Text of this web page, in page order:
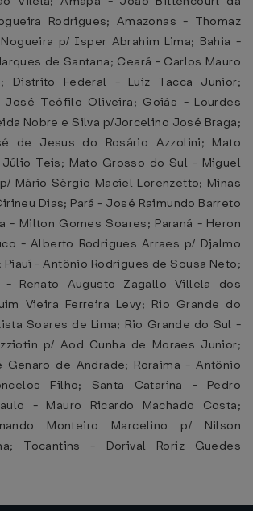
Rodrigues; Amazonas - Thomaz
p/ Isper Abrahim Lima; Bahia -
de Santana; Ceará - Carlos Mauro
Distrito Federal - Luiz Tacca Junior;
José Teófilo Oliveira; Goiás - Lourdes
Nobre e Silva p/Jorcelino José Braga;
de Jesus do Rosário Azzolini; Mato
Teis; Mato Grosso do Sul - Miguel
Mário Sérgio Maciel Lorenzetto; Minas
Dias; Pará - José Raimundo Barreto
- Milton Gomes Soares; Paraná - Heron
- Alberto Rodrigues Arraes p/ Djalmo
- Antônio Rodrigues de Sousa Neto;
Renato Augusto Zagallo Villela dos
Vieira Ferreira Levy; Rio Grande do
Soares de Lima; Rio Grande do Sul -
p/ Aod Cunha de Moraes Junior;
Genaro de Andrade; Roraima - Antônio
Filho; Santa Catarina - Pedro
- Mauro Ricardo Machado Costa;
Monteiro Marcelino p/ Nilson
Tocantins - Dorival Roriz Guedes